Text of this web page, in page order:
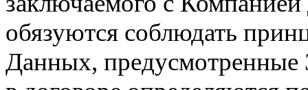
обязуются соблюдать
Данных, предусмотренные